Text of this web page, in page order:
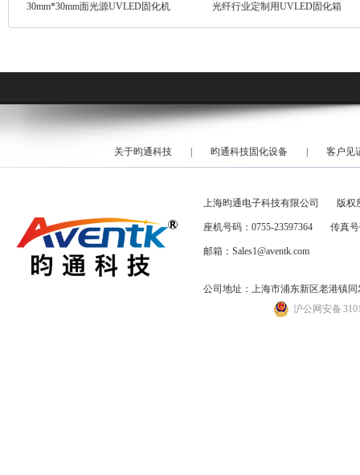
30mm*30mm面光源UVLED固化机 光纤行业定制用UVLED固化箱
关于昀通科技 昀通科技固化设备 客户见
上海昀通电子科技有限公司 版权
座机号码：0755-23597364 传真号
邮箱：Sales1@aventk.com
公司地址：上海市浦东新区老港镇同
沪公网安备